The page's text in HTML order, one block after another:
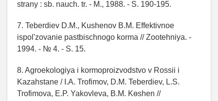
strany : sb. nauch. tr. - M., 1988. - S. 190-195.
7. Teberdiev D.M., Kushenov B.M. Effektivnoe
ispol'zovanie pastbischnogo korma // Zootehniya. -
1994. - № 4. - S. 15.
8. Agroekologiya i kormoproizvodstvo v Rossii i
Kazahstane / I.A. Trofimov, D.M. Teberdiev, L.S.
Trofimova, E.P. Yakovleva, B.M. Kөshen //